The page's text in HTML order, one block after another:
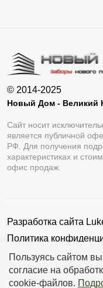
Пользуясь сайтом
согласие на
cookie-файлов.
© 2014-2025
Новый Дом - Великий
Сайт носит
является публичной
РФ. Для получения
характеристиках и
офис продаж.
Разработка сайта
Политика
Пользовательское